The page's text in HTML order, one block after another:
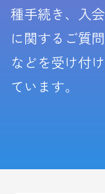
種手続き、入会
に関するご質問
などを受け付け
ています。